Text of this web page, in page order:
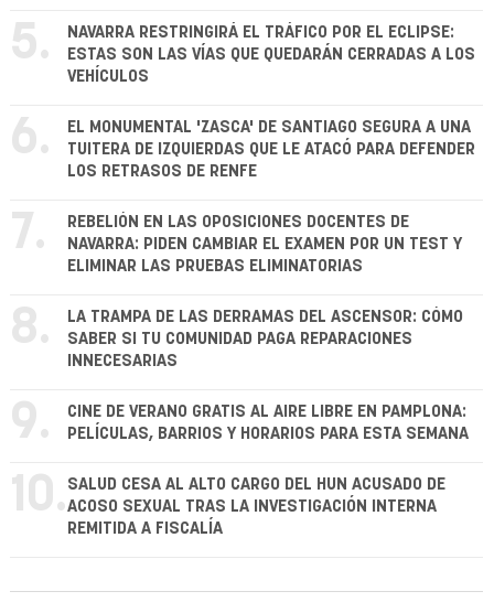
5.
NAVARRA RESTRINGIRÁ EL TRÁFICO POR EL ECLIPSE:
ESTAS SON LAS VÍAS QUE QUEDARÁN CERRADAS A LOS
VEHÍCULOS
6.
EL MONUMENTAL 'ZASCA' DE SANTIAGO SEGURA A UNA
TUITERA DE IZQUIERDAS QUE LE ATACÓ PARA DEFENDER
LOS RETRASOS DE RENFE
7.
REBELIÓN EN LAS OPOSICIONES DOCENTES DE
NAVARRA: PIDEN CAMBIAR EL EXAMEN POR UN TEST Y
ELIMINAR LAS PRUEBAS ELIMINATORIAS
8.
LA TRAMPA DE LAS DERRAMAS DEL ASCENSOR: CÓMO
SABER SI TU COMUNIDAD PAGA REPARACIONES
INNECESARIAS
9.
CINE DE VERANO GRATIS AL AIRE LIBRE EN PAMPLONA:
PELÍCULAS, BARRIOS Y HORARIOS PARA ESTA SEMANA
10. SALUD CESA AL ALTO CARGO DEL HUN ACUSADO DE
ACOSO SEXUAL TRAS LA INVESTIGACIÓN INTERNA
REMITIDA A FISCALÍA